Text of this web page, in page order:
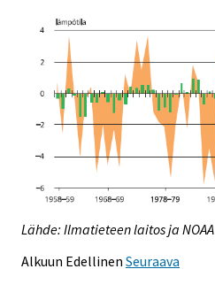
Lähde: Ilmatieteen laitos ja NOAA
Alkuun Edellinen Seuraava